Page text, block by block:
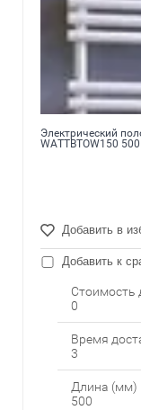
Электрический
WATTBTOW150
Добавить в
Добавить к
Стоимость
0
Время
3
Длина (мм)
500